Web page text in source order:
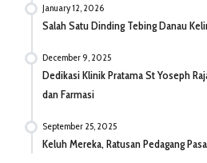
January 12, 2026
Salah Satu Dinding Tebing Danau
December 9, 2025
Dedikasi Klinik Pratama St Yoseph
dan Farmasi
September 25, 2025
Keluh Mereka, Ratusan Pedagang